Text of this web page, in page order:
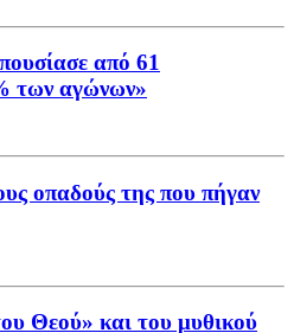
από 61
των αγώνων»
οπαδούς της που πήγαν
Θεού» και του μυθικού